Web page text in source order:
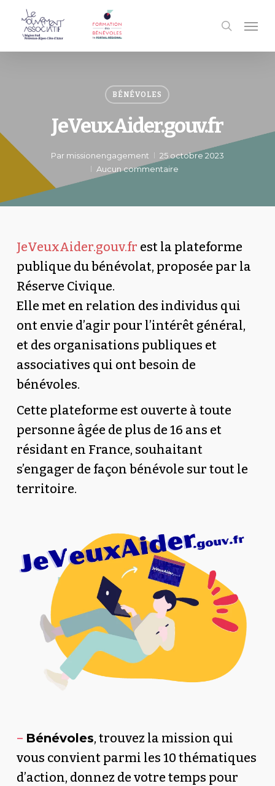
contenu
Menu
BÉNÉVOLES
JeVeuxAider.gouv.fr
Par missionengagement
25 octobre 2023
Aucun commentaire
JeVeuxAider.gouv.fr est la plateforme
publique du bénévolat, proposée par la
Réserve Civique.
Elle met en relation des individus qui
ont envie d’agir pour l’intérêt général,
et des organisations publiques et
associatives qui ont besoin de
bénévoles.
Cette plateforme est ouverte à toute
personne âgée de plus de 16 ans et
résidant en France, souhaitant
s’engager de façon bénévole sur tout le
territoire.
– Bénévoles, trouvez la mission qui
vous convient parmi les 10 thématiques
d’action, donnez de votre temps pour